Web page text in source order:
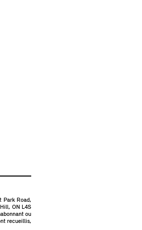
Park Road,
ON L4S
ou
recueillis,